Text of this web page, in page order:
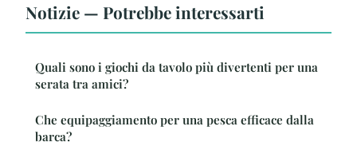
Notizie — Potrebbe interessarti
Quali sono i giochi da tavolo più divertenti per una
serata tra amici?
Che equipaggiamento per una pesca efficace dalla
barca?